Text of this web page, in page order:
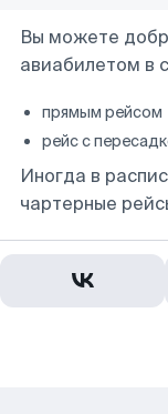
Вы можете
авиабилетом в
прямым рейсом
рейс с
Иногда в
чартерные